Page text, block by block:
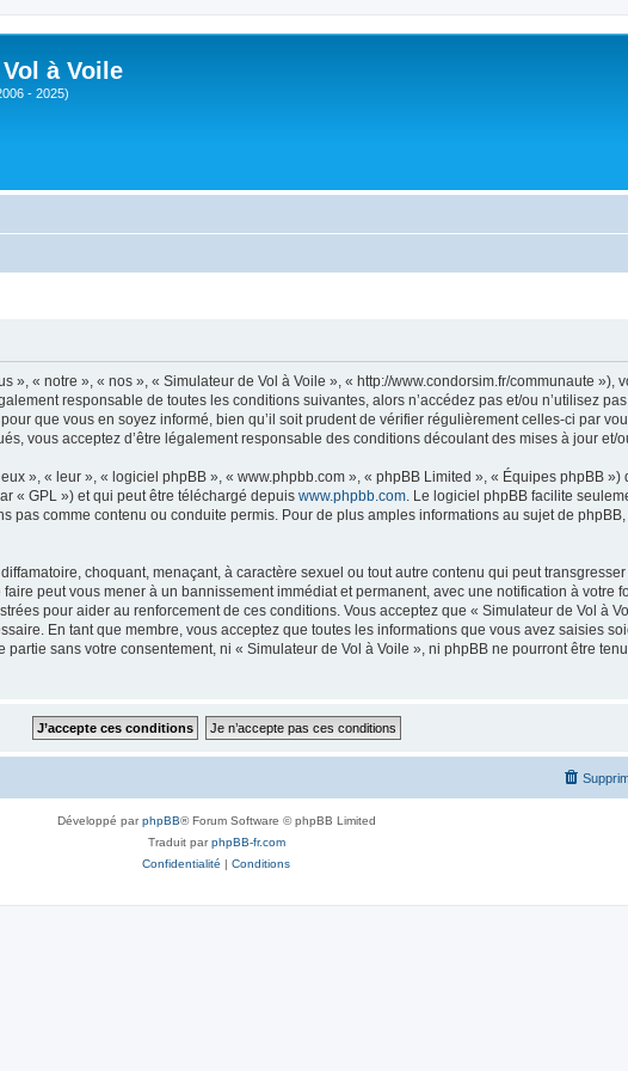
à Voile
- 2025)
« notre », « nos », « Simulateur de Vol à Voile », « http://www.condorsim.fr/communaute »),
responsable de toutes les conditions suivantes, alors n’accédez pas et/ou n’utilisez
que vous en soyez informé, bien qu’il soit prudent de vérifier régulièrement celles-ci par
vous acceptez d’être légalement responsable des conditions découlant des mises à jour et/
», « leur », « logiciel phpBB », « www.phpbb.com », « phpBB Limited », « Équipes phpBB
« GPL ») et qui peut être téléchargé depuis www.phpbb.com . Le logiciel phpBB facilite
pas comme contenu ou conduite permis. Pour de plus amples informations au sujet de
choquant, menaçant, à caractère sexuel ou tout autre contenu qui peut
peut vous mener à un bannissement immédiat et permanent, avec une notification à votre
pour aider au renforcement de ces conditions. Vous acceptez que « Simulateur de Vol à
En tant que membre, vous acceptez que toutes les informations que vous avez saisies
sans votre consentement, ni « Simulateur de Vol à Voile », ni phpBB ne pourront être
Développé parphpBB® Forum Software © phpBB Limited
Traduit parphpBB-fr.com
Confidentialité | Conditions